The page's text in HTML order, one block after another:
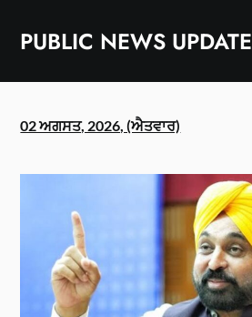
contentPUBLIC NEWS UPDATE
02 ਅਗਸਤ, 2026, (ਐਤਵਾਰ)